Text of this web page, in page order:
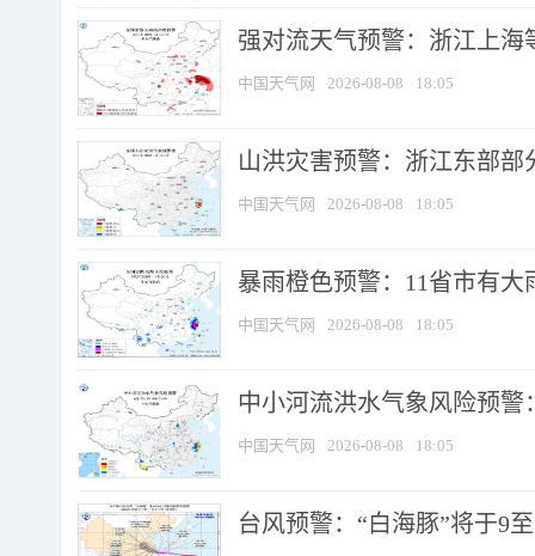
强对流天气预警：浙江上海
中国天气网 2026-08-08 18:05
山洪灾害预警：浙江东部
中国天气网 2026-08-08 18:05
暴雨橙色预警：11省市有
中国天气网 2026-08-08 18:05
中小河流洪水气象风险预
中国天气网 2026-08-08 18:05
台风预警：“白海豚”将于9